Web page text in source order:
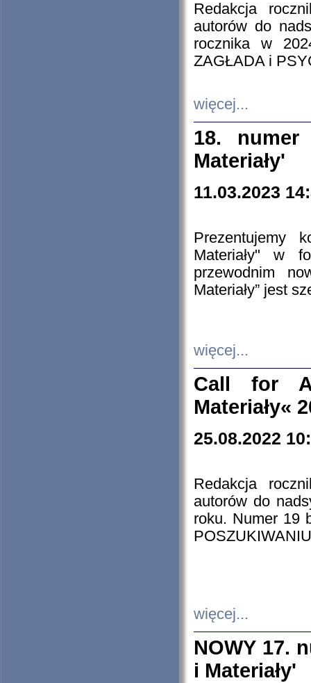
Redakcja
autorów do
rocznika w
ZAGŁADA i
więcej...
18. numer
Materiały'
11.03.2023
Prezentujemy
Materiały" w
przewodnim
Materiały” jest
więcej...
Call for
Materiały«
25.08.2022
Redakcja
autorów do
roku. Numer 19
więcej...
NOWY 17.
i Materiały'